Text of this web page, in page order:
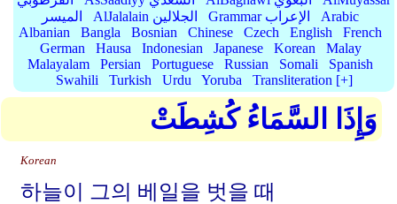
الميسر
AlJalalain الجلالين Grammar الإعراب
Arabic
Albanian
Bangla Bosnian Chinese Czech English
French
German
Hausa Indonesian Japanese Korean
Malay
Malayalam
Persian Portuguese Russian Somali
Spanish
Swahili
Turkish Urdu Yoruba Transliteration [+]
وَإِذَا السَّمَاءُ كُشِطَتْ
Korean
하늘이 그의 베일을 벗을 때